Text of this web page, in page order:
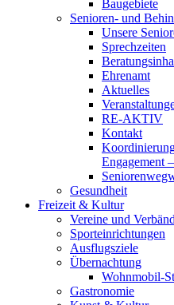
Baugebiete
Senioren- und
Unsere
Sprechzeiten
Ehrenamt
Aktuelles
RE-AKTIV
Kontakt
Engagement
Gesundheit
Freizeit & Kultur
Vereine und
Sporteinrichtungen
Ausflugsziele
Übernachtung
Wohnmobil-
Gastronomie